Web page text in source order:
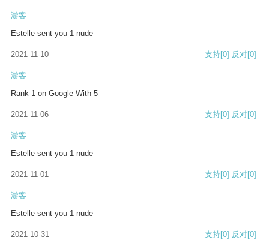
游客
Estelle sent you 1 nude
2021-11-10 支持[0] 反对[0]
游客
Rank 1 on Google With 5
2021-11-06 支持[0] 反对[0]
游客
Estelle sent you 1 nude
2021-11-01 支持[0] 反对[0]
游客
Estelle sent you 1 nude
2021-10-31 支持[0] 反对[0]